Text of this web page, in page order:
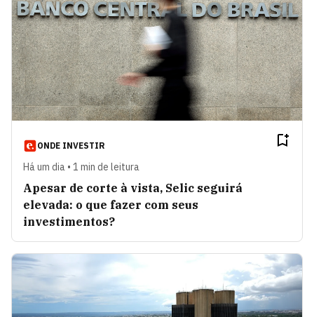
ONDE INVESTIR
Há um dia • 1 min de leitura
Apesar de corte à vista, Selic seguirá
elevada: o que fazer com seus
investimentos?